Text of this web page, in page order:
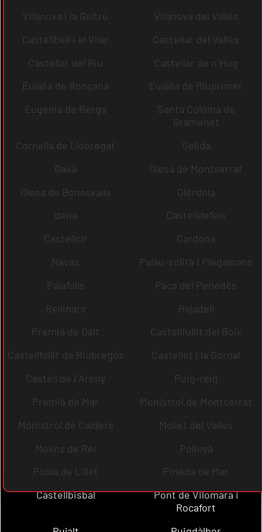
Vilanova i la Geltrú
Vilanova del Vallès
Castellbell i el Vilar
Castellar del Vallès
Castellar del Riu
Castellar de n´Hug
Eulàlia de Ronçana
Eulàlia de Riuprimer
Eugènia de Berga
Santa Coloma de
Gramenet
Cornellà de Llobregat
Gelida
Gavà
Olesa de Montserrat
Olesa de Bonesvalls
Olèrdola
dena
Castelldefels
Castellcir
Cardona
Navas
Palau-solità i Plegamans
Palafolls
Pacs del Penedès
Rellinars
Rajadell
Premià de Dalt
Castellfullit del Boix
Castellfollit de Riubregós
Castellet i la Gornal
Castell de l´Areny
Puig-reig
Premià de Mar
Monistrol de Montserrat
Monistrol de Calders
Mollet del Vallès
Molins de Rei
Polinyà
Pobla de Lillet
Pineda de Mar
Castellbisbal
Pont de Vilomara i
Rocafort